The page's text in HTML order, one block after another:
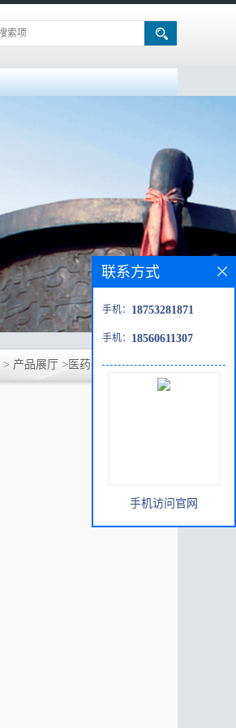
> 产品展厅 > 医药中间体>烟酰胺
联系方式
手机： 18753281871
手机： 18560611307
手机访问官网